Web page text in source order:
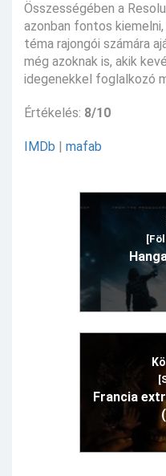
Összességében a
azonban fontos
téma rajongói számára
még azoknak is, akik
idegenekkel foglalkozó
Értékelés: 8/10
IMDb mafab
Francia